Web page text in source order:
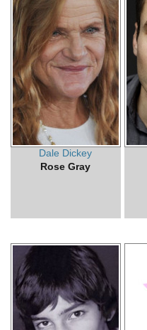
Dale Dickey
Rose Gray